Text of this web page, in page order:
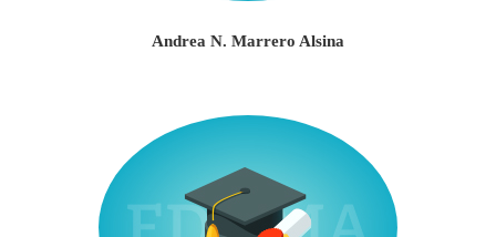
Andrea N. Marrero Alsina